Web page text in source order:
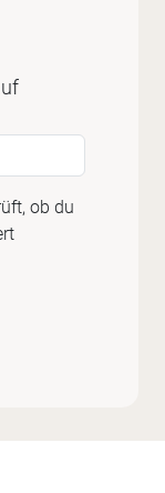
ob du